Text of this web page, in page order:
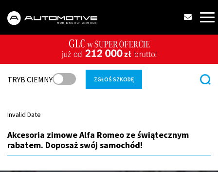
TRYB CIEMNY ZGŁOŚ SZKODĘ
Invalid Date
Akcesoria zimowe Alfa Romeo ze świątecznym
rabatem. Doposaż swój samochód!